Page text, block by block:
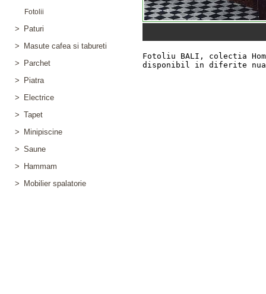
Fotolii
>
Paturi
>
Masute cafea si tabureti
>
Parchet
>
Piatra
>
Electrice
> Tapet
>
Minipiscine
> Saune
>
Hammam
>
Mobilier spalatorie